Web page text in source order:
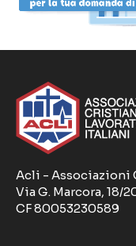
Acli - Associazioni
Via G. Marcora, 18/
CF 80053230589